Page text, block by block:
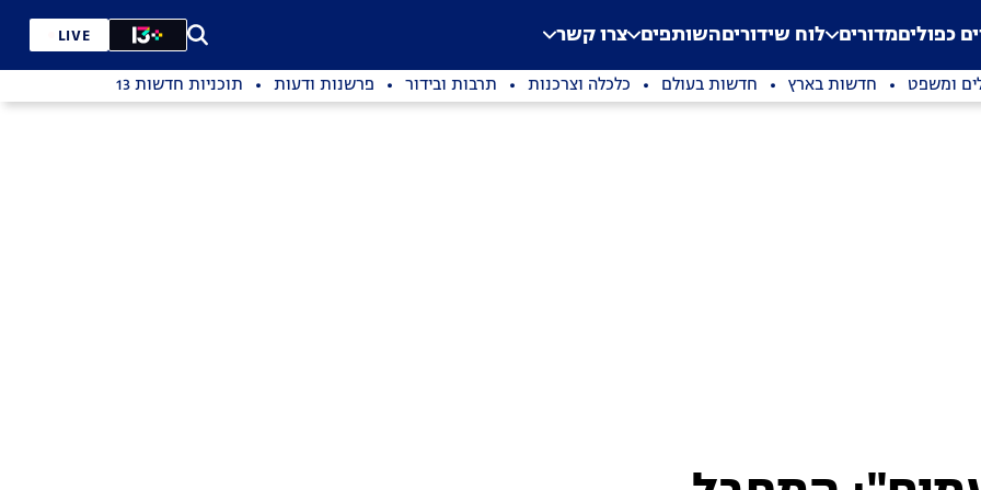
Application error: a
. כפוליםמדורים לוח שידוריםהשותפים צרו קשר LIVE
ומשפט חדשות בארץ חדשות בעולם כלכלה וצרכנות תרבות ובידור פרשנות ודעות תוכניות חדשות 13